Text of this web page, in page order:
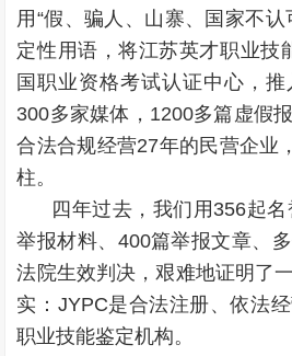
用“假、骗人、山寨、国家不
定性用语，将江苏英才职业技
国职业资格考试认证中心，推
300多家媒体，1200多篇虚假
合法合规经营27年的民营企业
柱。
四年过去，我们用356起
举报材料、400篇举报文章、
法院生效判决，艰难地证明了
实：JYPC是合法注册、依法
职业技能鉴定机构。